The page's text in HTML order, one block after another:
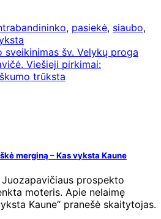
, pasiekė, siaubo,
sveikinimas šv. Velykų proga
Viešieji pirkimai:
trūksta
merginą – Kas vyksta Kaune
prospekto
moteris. Apie nelaimę
Kaune“ pranešė skaitytojas.